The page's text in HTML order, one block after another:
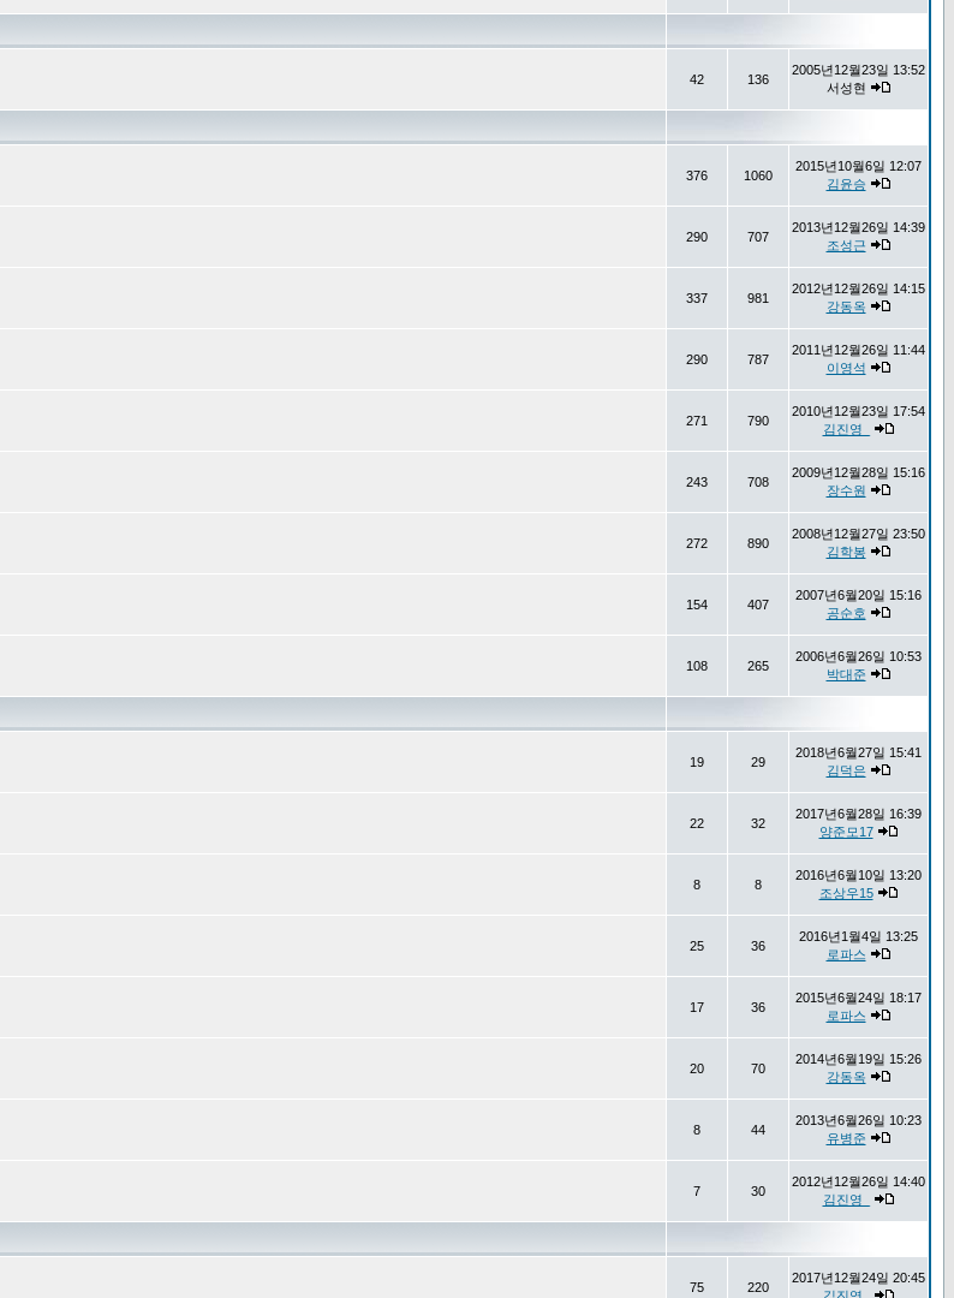
42 136
2005년12월23일 13:52
서성현
376 1060
2015년10월6일 12:07
김윤승
290 707
2013년12월26일 14:39
조성근
337 981
2012년12월26일 14:15
강동옥
290 787
2011년12월26일 11:44
이영석
271 790
2010년12월23일 17:54
김진영_
243 708
2009년12월28일 15:16
장수원
272 890
2008년12월27일 23:50
김학봉
154 407
2007년6월20일 15:16
공순호
108 265
2006년6월26일 10:53
박대준
19 29
2018년6월27일 15:41
김덕은
22 32
2017년6월28일 16:39
양준모17
8 8
2016년6월10일 13:20
조상우15
25 36
2016년1월4일 13:25
로파스
17 36
2015년6월24일 18:17
로파스
20 70
2014년6월19일 15:26
강동옥
8 44
2013년6월26일 10:23
유병준
7 30
2012년12월26일 14:40
김진영_
75 220
2017년12월24일 20:45